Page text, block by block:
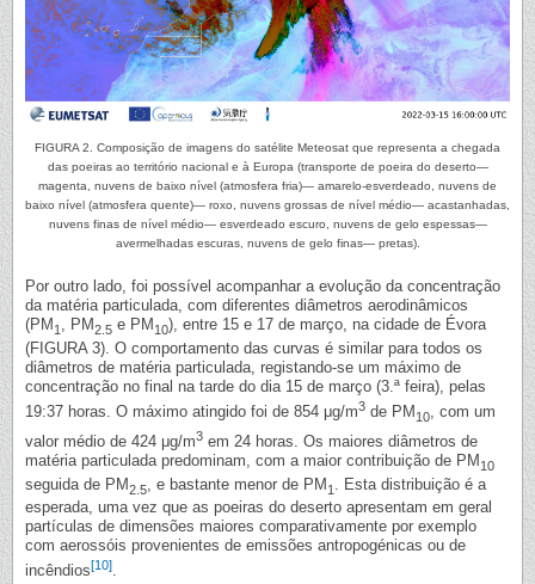
FIGURA 2. Composição de imagens do satélite Meteosat que representa a chegada
das poeiras ao território nacional e à Europa (transporte de poeira do deserto—
magenta, nuvens de baixo nível (atmosfera fria)— amarelo-esverdeado, nuvens de
baixo nível (atmosfera quente)— roxo, nuvens grossas de nível médio— acastanhadas,
nuvens finas de nível médio— esverdeado escuro, nuvens de gelo espessas—
avermelhadas escuras, nuvens de gelo finas— pretas).
Por outro lado, foi possível acompanhar a evolução da concentração
da matéria particulada, com diferentes diâmetros aerodinâmicos
(PM 1 , PM2.5 e PM 10), entre 15 e 17 de março, na cidade de Évora
(FIGURA 3). O comportamento das curvas é similar para todos os
diâmetros de matéria particulada, registando-se um máximo de
concentração no final na tarde do dia 15 de março (3.ª feira), pelas
19:37 horas. O máximo atingido foi de 854 μg/m3 de PM 10, com um
valor médio de 424 μg/m3 em 24 horas. Os maiores diâmetros de
matéria particulada predominam, com a maior contribuição de PM 10
seguida de PM2.5 , e bastante menor de PM 1
. Esta distribuição é a
esperada, uma vez que as poeiras do deserto apresentam em geral
partículas de dimensões maiores comparativamente por exemplo
com aerossóis provenientes de emissões antropogénicas ou de
incêndios[10].